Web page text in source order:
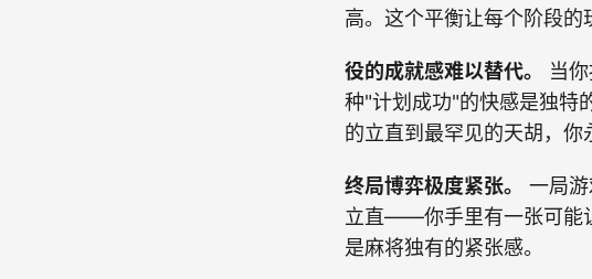
高。这个平衡让每个阶段的
役的成就感难以替代。
当
种"计划成功"的快感是独特
的立直到最罕见的天胡，你
终局博弈极度紧张。
一局
立直——你手里有一张可能
是麻将独有的紧张感。